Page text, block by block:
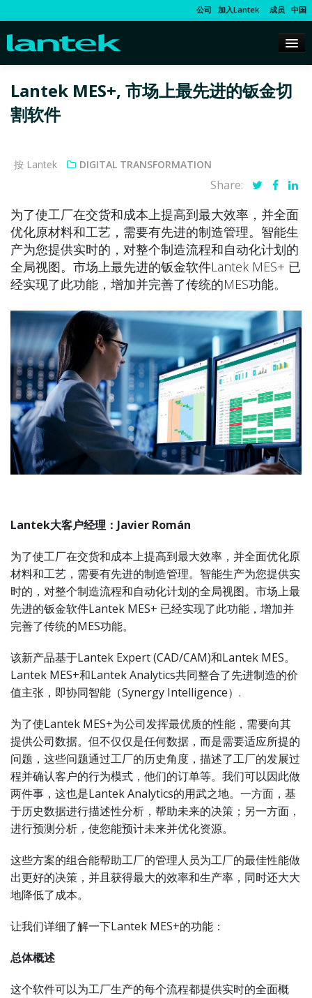
公司 加入Lantek 成员 中国
Lantek MES+, 市场上最先进的钣金切
割软件
按 Lantek DIGITAL TRANSFORMATION
Share:
为了使工厂在交货和成本上提高到最大效率，并全面
优化原材料和工艺，需要有先进的制造管理。智能生
产为您提供实时的，对整个制造流程和自动化计划的
全局视图。市场上最先进的钣金软件Lantek MES+ 已
经实现了此功能，增加并完善了传统的MES功能。
Lantek大客户经理： Javier Román
为了使工厂在交货和成本上提高到最大效率，并全面优化原
材料和工艺，需要有先进的制造管理。智能生产为您提供实
时的，对整个制造流程和自动化计划的全局视图。市场上最
先进的钣金软件Lantek MES+ 已经实现了此功能，增加并
完善了传统的MES功能。
该新产品基于Lantek Expert (CAD/CAM)和Lantek MES。
Lantek MES+和Lantek Analytics共同整合了先进制造的价
值主张，即协同智能（Synergy Intelligence）.
为了使Lantek MES+为公司发挥最优质的性能，需要向其
提供公司数据。但不仅仅是任何数据，而是需要适应所提的
问题，这些问题通过工厂的历史角度，描述了工厂的发展过
程并确认客户的行为模式，他们的订单等。我们可以因此做
两件事，这也是Lantek Analytics的用武之地。一方面，基
于历史数据进行描述性分析，帮助未来的决策；另一方面，
进行预测分析，使您能预计未来并优化资源。
这些方案的组合能帮助工厂的管理人员为工厂的最佳性能做
出更好的决策，并且获得最大的效率和生产率，同时还大大
地降低了成本。
让我们详细了解一下Lantek MES+的功能：
总体概述
这个软件可以为工厂生产的每个流程都提供实时的全面概